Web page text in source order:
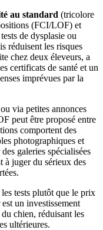
au standard (tricolore
(FCI/LOF) et
de dysplasie ou
réduisent les risques
chez deux éleveurs, a
certificats de santé et un
imprévues par la
via petites annonces
peut être proposé entre
comportent des
photographiques et
galeries spécialisées
à juger du sérieux des
tests plutôt que le prix
un investissement
chien, réduisant les
ultérieures.